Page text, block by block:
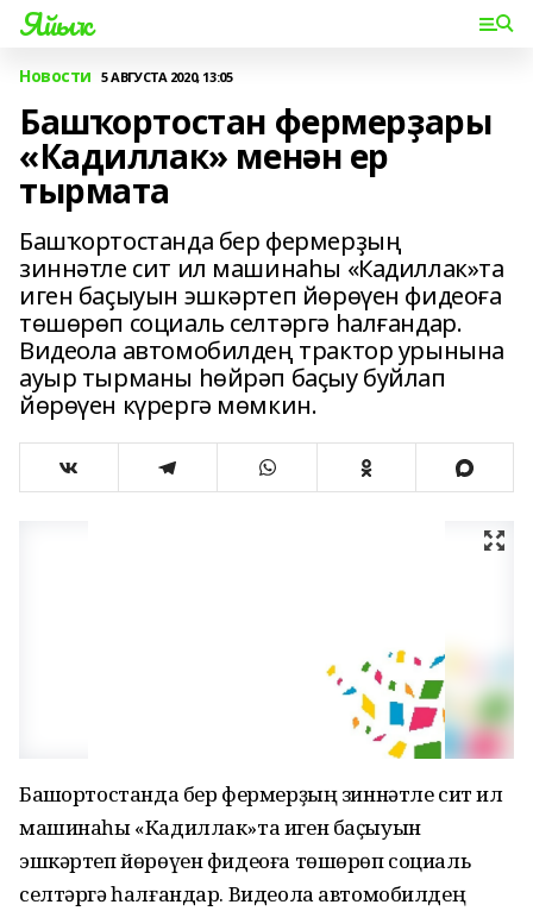
Яйыҡ
Новости 5 АВГУСТА 2020, 13:05
Башҡортостан фермерҙары
«Кадиллак» менән ер
тырмата
Башҡортостанда бер фермерҙың
зиннәтле сит ил машинаһы «Кадиллак»та
иген баҫыуын эшкәртеп йөрөүен фидеоға
төшөрөп социаль селтәргә һалғандар.
Видеола автомобилдең трактор урынына
ауыр тырманы һөйрәп баҫыу буйлап
йөрөүен күрергә мөмкин.
Башҡортостанда бер фермерҙың зиннәтле сит ил
машинаһы «Кадиллак»та иген баҫыуын
эшкәртеп йөрөүен фидеоға төшөрөп социаль
селтәргә һалғандар. Видеола автомобилдең